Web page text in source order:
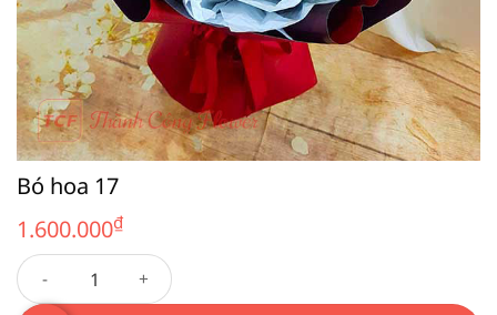
Bó hoa 17
1.600.000₫
Bó hoa 17 số lượng